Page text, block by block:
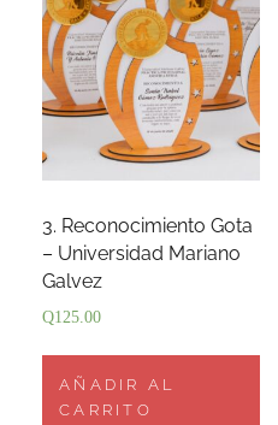
3. Reconocimiento Gota
– Universidad Mariano
Galvez
Q125.00
AÑADIR AL
CARRITO